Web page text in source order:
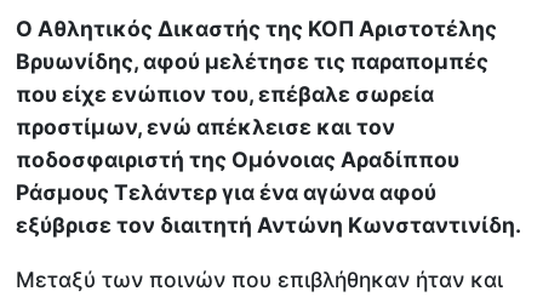
Ο Αθλητικός Δικαστής της ΚΟΠ Αριστοτέλης
Βρυωνίδης, αφού μελέτησε τις παραπομπές
που είχε ενώπιον του, επέβαλε σωρεία
προστίμων, ενώ απέκλεισε και τον
ποδοσφαιριστή της Ομόνοιας Αραδίππου
Ράσμους Τελάντερ για ένα αγώνα αφού
εξύβρισε τον διαιτητή Αντώνη Κωνσταντινίδη.
Μεταξύ των ποινών που επιβλήθηκαν ήταν και